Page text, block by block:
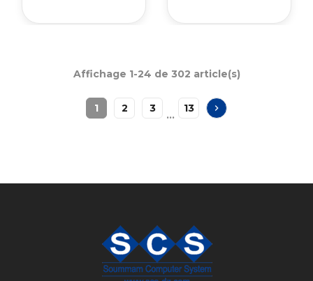
Affichage 1-24 de 302 article(s)
1 2 3
…
13 chevron_right